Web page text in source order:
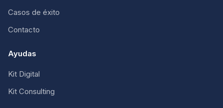
Casos de éxito
Contacto
Ayudas
Kit Digital
Kit Consulting